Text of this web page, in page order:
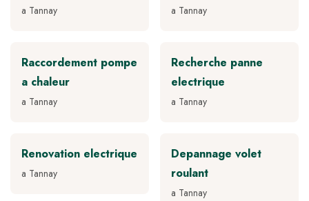
a Tannay a Tannay
Raccordement pompe
a chaleur
a Tannay
Recherche panne
electrique
a Tannay
Renovation electrique
a Tannay
Depannage volet
roulant
a Tannay